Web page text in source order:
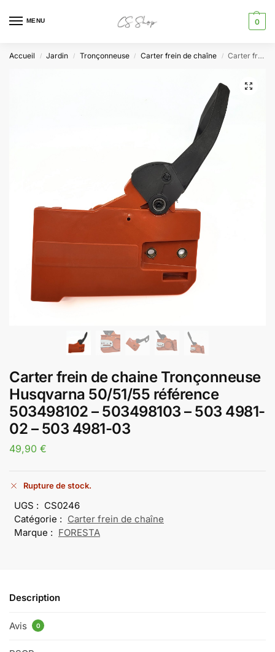
MENU 0
Accueil / Jardin / Tronçonneuse / Carter frein de chaîne / Carter frein de chaine Tronçonneuse Husqvarna 50/51/55 référence 503498102 – 503498103 – 503 4981-02 – 503 4981-03
Carter frein de chaine Tronçonneuse
Husqvarna 50/51/55 référence
503498102 – 503498103 – 503 4981-
02 – 503 4981-03
49,90 €
Rupture de stock.
UGS : CS0246
Catégorie : Carter frein de chaîne
Marque : FORESTA
Description
Avis 0